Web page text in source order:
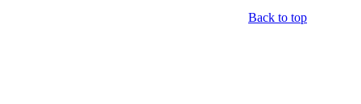
Back to top